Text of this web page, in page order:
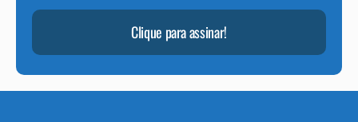
Clique para assinar!